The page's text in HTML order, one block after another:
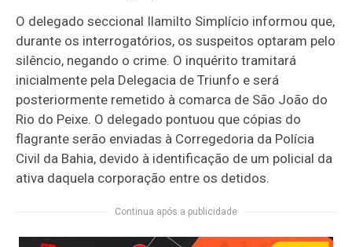
O delegado seccional Ilamilto Simplício informou que,
durante os interrogatórios, os suspeitos optaram pelo
silêncio, negando o crime. O inquérito tramitará
inicialmente pela Delegacia de Triunfo e será
posteriormente remetido à comarca de São João do
Rio do Peixe. O delegado pontuou que cópias do
flagrante serão enviadas à Corregedoria da Polícia
Civil da Bahia, devido à identificação de um policial da
ativa daquela corporação entre os detidos.
Continua após a publicidade